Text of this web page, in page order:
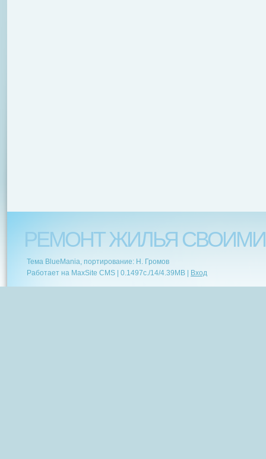
РЕМОНТ ЖИЛЬЯ
Тема BlueMania, портирование: Н. Громов
Работает на MaxSite CMS | 0.1497c./14/4.39MB | Вход